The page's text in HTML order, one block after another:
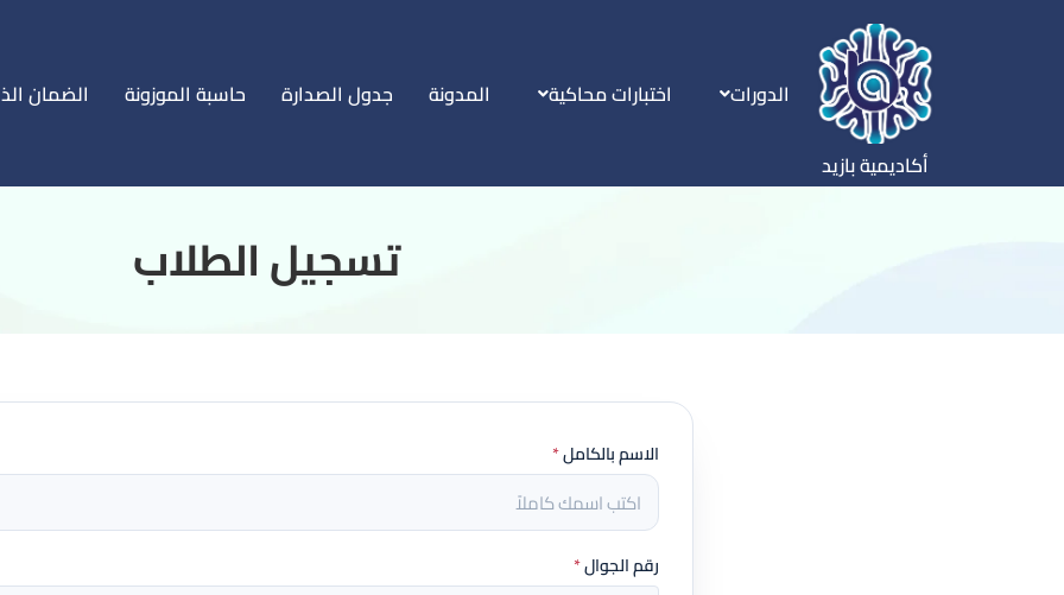
أكاديمية بازيد
الدورات اختبارات محاكية المدونة جدول الصدارة حاسبة الموزونة الضمان
‏تسجيل الطلاب
الاسم بالكامل*
رقم الجوال*